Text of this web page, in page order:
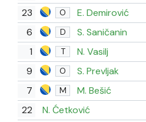
23 O
E. Demirović
6
D
S. Saničanin
1
T
N. Vasilj
9
O
S. Prevljak
7
M
M. Bešić
22
N. Ćetković